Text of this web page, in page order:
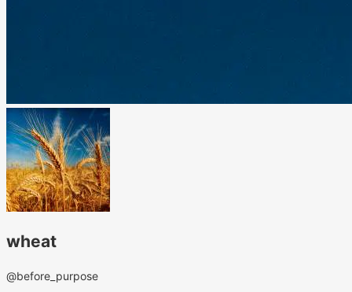
wheat
@before_purpose